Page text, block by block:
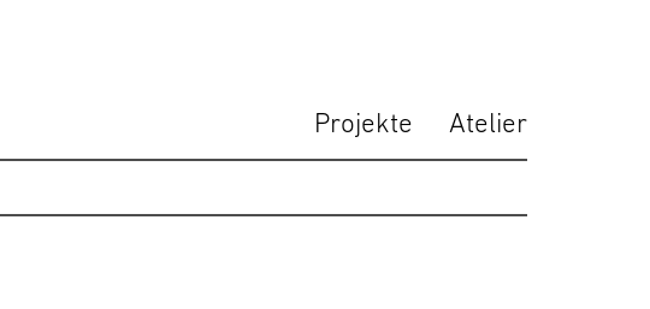
Projekte Atelier